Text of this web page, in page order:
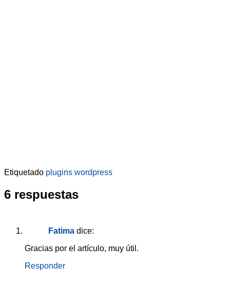
Etiquetado plugins wordpress
6 respuestas
Fatima dice:
Gracias por el artículo, muy útil.
Responder